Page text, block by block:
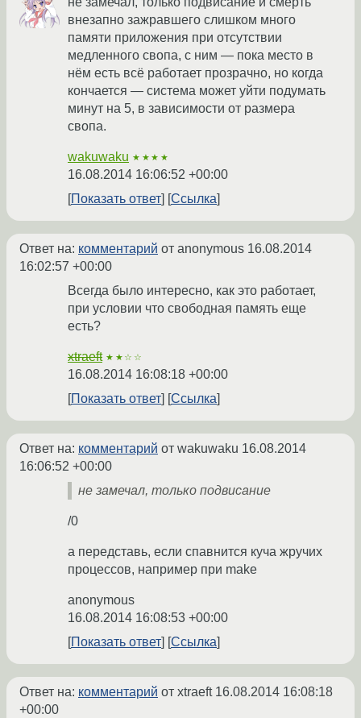
внезапно зажравшего слишком много
памяти приложения при отсутствии
медленного свопа, с ним — пока место в
нём есть всё работает прозрачно, но когда
кончается — система может уйти подумать
минут на 5, в зависимости от размера
свопа.
wakuwaku ★★★★
16.08.2014 16:06:52 +00:00
Показать ответ
Ссылка
Ответ на: комментарий от anonymous 16.08.2014
16:02:57 +00:00
Всегда было интересно, как это работает,
при условии что свободная память еще
есть?
xtraeft ★★☆☆
16.08.2014 16:08:18 +00:00
Показать ответ
Ссылка
Ответ на: комментарий от wakuwaku 16.08.2014
16:06:52 +00:00
не замечал, только подвисание
/0
а передставь, если спавнится куча жручих
процессов, например при make
anonymous
16.08.2014 16:08:53 +00:00
Показать ответ
Ссылка
Ответ на: комментарий от xtraeft 16.08.2014 16:08:18
+00:00